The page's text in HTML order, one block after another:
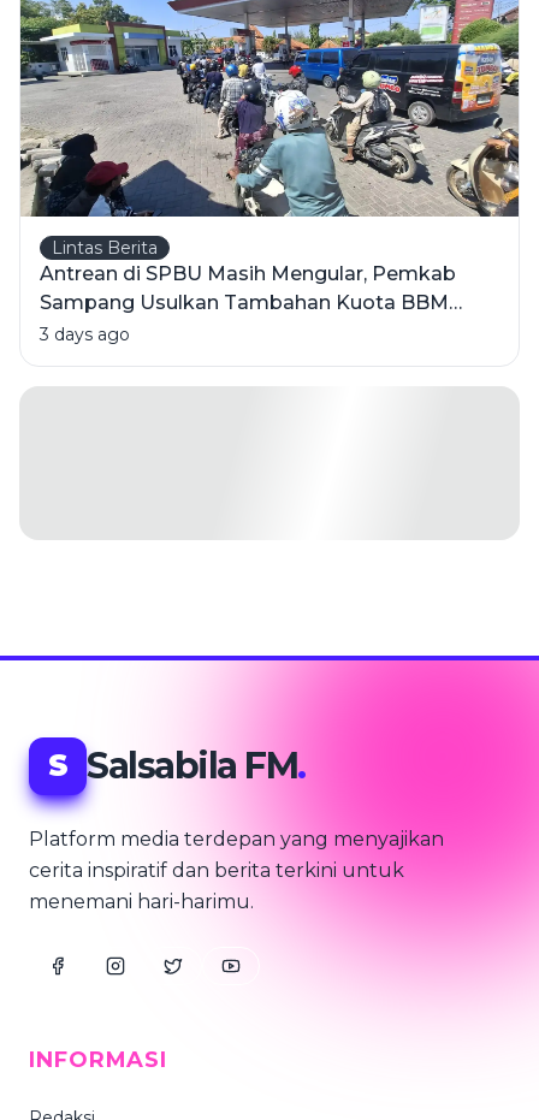
1 Orang
Meninggal
Lintas Berita
Antrean di SPBU Masih Mengular, Pemkab
Sampang Usulkan Tambahan Kuota BBM
Bersubsidi
3 days ago
S Salsabila FM.
Platform media terdepan yang menyajikan
cerita inspiratif dan berita terkini untuk
menemani hari-harimu.
INFORMASI